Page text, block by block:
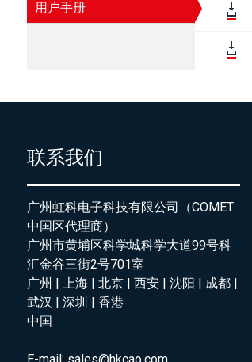
用户手册
联系我们
广州虹科电子科技有限公司（COMET
中国区代理商）
广州市黄埔区科学城科学大道99号科
汇金谷三街2号701室
广州 | 上海 | 北京 | 西安 | 沈阳 | 成都 |
武汉 | 深圳 | 香港
中国